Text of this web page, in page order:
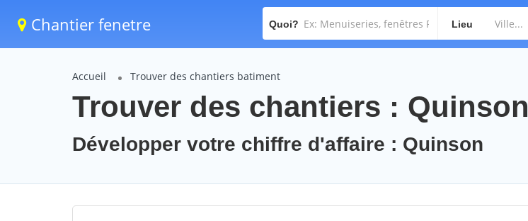
Chantier fenetre Quoi? Lieu
Accueil Trouver des chantiers batiment
Trouver des chantiers : Quinson
Développer votre chiffre d'affaire : Quinson